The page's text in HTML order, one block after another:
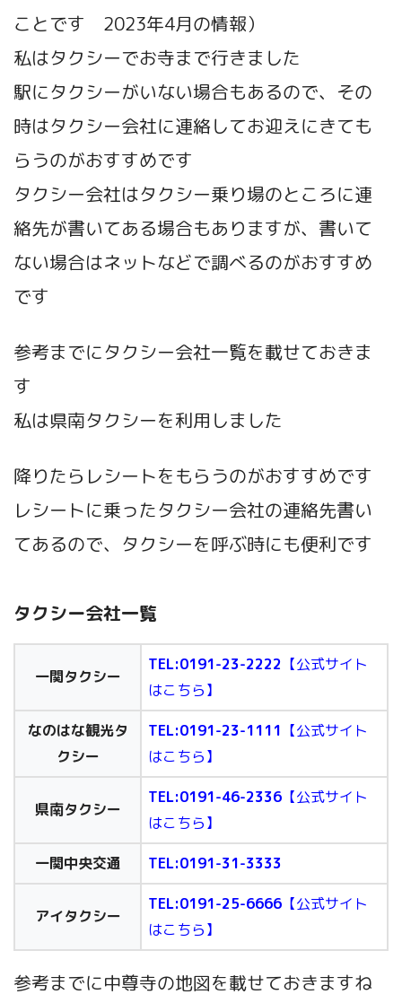
ことです 2023年4月の情報）
私はタクシーでお寺まで行きました
駅にタクシーがいない場合もあるので、その
時はタクシー会社に連絡してお迎えにきても
らうのがおすすめです
タクシー会社はタクシー乗り場のところに連
絡先が書いてある場合もありますが、書いて
ない場合はネットなどで調べるのがおすすめ
です
参考までにタクシー会社一覧を載せておきま
す
私は県南タクシーを利用しました
降りたらレシートをもらうのがおすすめです
レシートに乗ったタクシー会社の連絡先書い
てあるので、タクシーを呼ぶ時にも便利です
タクシー会社一覧
一関タクシー
TEL:0191-23-2222 【公式サイト
はこちら】
なのはな観光タ
クシー
TEL:0191-23-1111 【公式サイト
はこちら】
県南タクシー
TEL:0191-46-2336 【公式サイト
はこちら】
一関中央交通 TEL:0191-31-3333
アイタクシー
TEL:0191-25-6666 【公式サイト
はこちら】
参考までに中尊寺の地図を載せておきますね